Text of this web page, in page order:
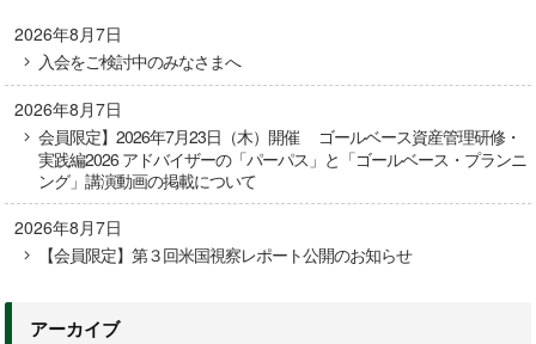
2026年8月7日
入会をご検討中のみなさまへ
2026年8月7日
会員限定】2026年7月23日（木）開催 ゴールベース資産管理研修・
実践編2026 アドバイザーの「パーパス」と「ゴールベース・プランニ
ング」講演動画の掲載について
2026年8月7日
【会員限定】第３回米国視察レポート公開のお知らせ
アーカイブ